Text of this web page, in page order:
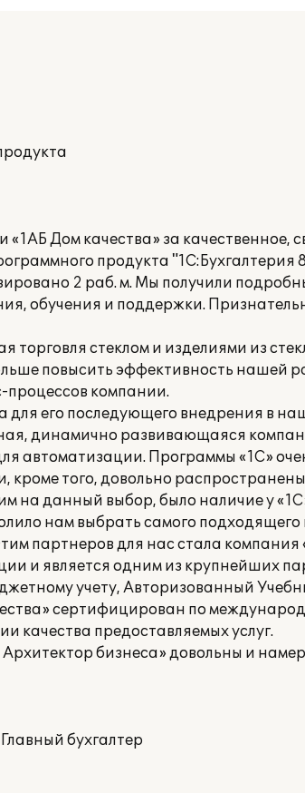
Дом качества» за качественное,
продукта "1С:Бухгалтерия
2 раб. м. Мы получили
обучения и поддержки.
стеклом и изделиями из
повысить эффективность нашей
процессов компании.
для его последующего внедрения в
динамично развивающаяся
автоматизации. Программы «1С»
кроме того, довольно
на данный выбор, было наличие у
нам выбрать самого
партнеров для нас стала компания
и является одним из крупнейших
учету, Авторизованный
сертифицирован по
качества предоставляемых услуг.
бизнеса» довольны и
бухгалтер